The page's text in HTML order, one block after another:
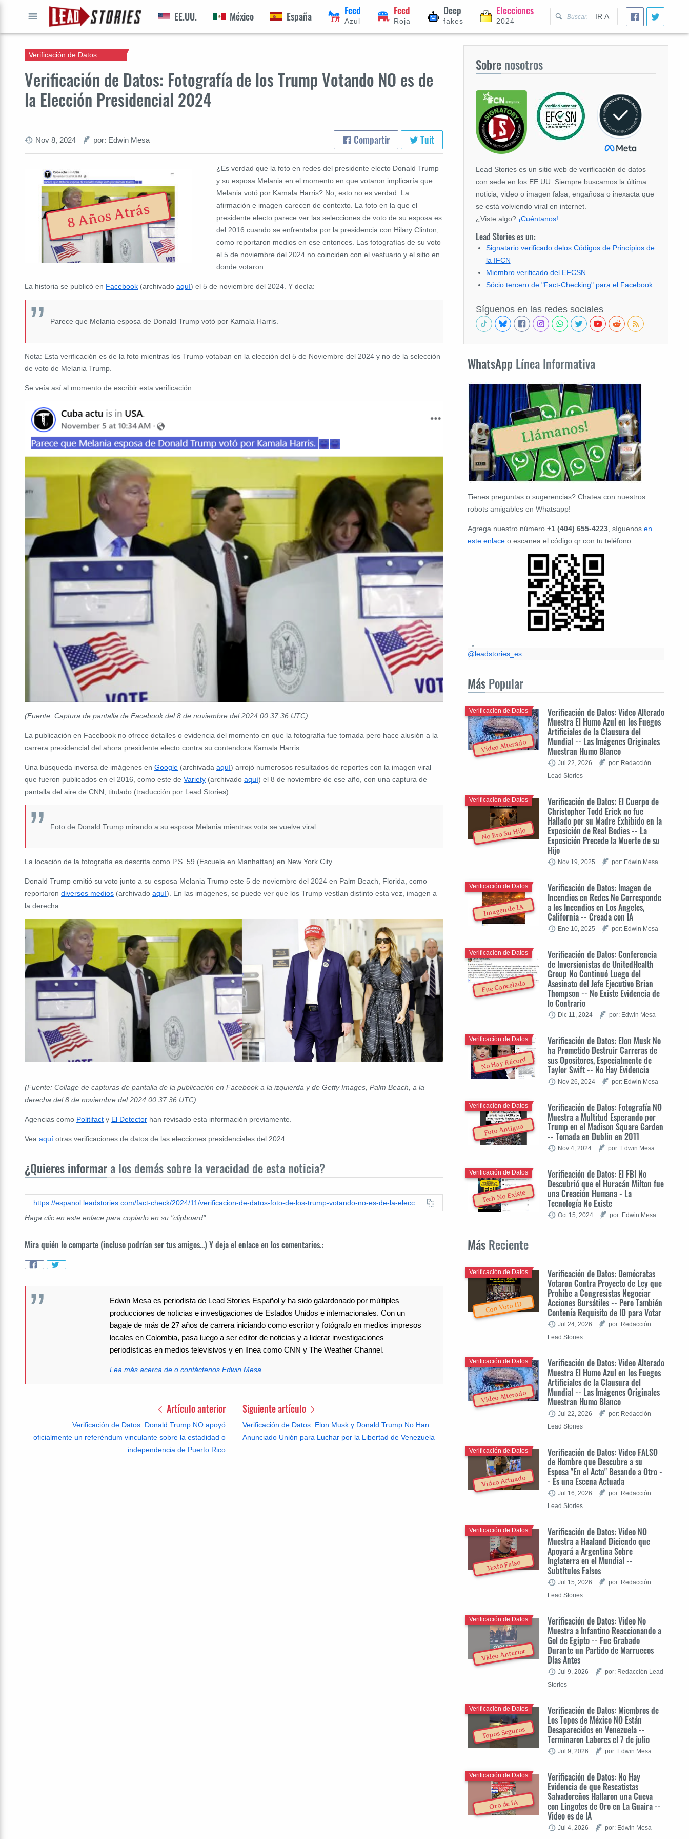
IR A
EE.UU. México España Feed
Azul
Feed
Roja
Deep
fakes
Elecciones
2024
Verificación de Datos: Fotografía de los Trump Votando NO es de
la Elección Presidencial 2024
Verificación de Datos
Nov 8, 2024 por: Edwin Mesa Compartir Tuit
8 Años Atrás
¿Es verdad que la foto en redes del presidente electo Donald Trump
y su esposa Melania en el momento en que votaron implicaría que
Melania votó por Kamala Harris? No, esto no es verdad. La
afirmación e imagen carecen de contexto. La foto en la que el
presidente electo parece ver las selecciones de voto de su esposa es
del 2016 cuando se enfrentaba por la presidencia con Hilary Clinton,
como reportaron medios en ese entonces. Las fotografías de su voto
el 5 de noviembre del 2024 no coinciden con el vestuario y el sitio en
donde votaron.
La historia se publicó en Facebook (archivado aquí) el 5 de noviembre del 2024. Y decía:
Parece que Melania esposa de Donald Trump votó por Kamala Harris.
Nota: Esta verificación es de la foto mientras los Trump votaban en la elección del 5 de Noviembre del 2024 y no de la selección
de voto de Melania Trump.
Se veía así al momento de escribir esta verificación:
(Fuente: Captura de pantalla de Facebook del 8 de noviembre del 2024 00:37:36 UTC)
La publicación en Facebook no ofrece detalles o evidencia del momento en que la fotografía fue tomada pero hace alusión a la
carrera presidencial del ahora presidente electo contra su contendora Kamala Harris.
Una búsqueda inversa de imágenes en Google (archivada aquí) arrojó numerosos resultados de reportes con la imagen viral
que fueron publicados en el 2016, como este de Variety (archivado aquí) el 8 de noviembre de ese año, con una captura de
pantalla del aire de CNN, titulado (traducción por Lead Stories):
Foto de Donald Trump mirando a su esposa Melania mientras vota se vuelve viral.
La locación de la fotografía es descrita como P.S. 59 (Escuela en Manhattan) en New York City.
Donald Trump emitió su voto junto a su esposa Melania Trump este 5 de noviembre del 2024 en Palm Beach, Florida, como
reportaron diversos medios (archivado aquí). En las imágenes, se puede ver que los Trump vestían distinto esta vez, imagen a
la derecha:
(Fuente: Collage de capturas de pantalla de la publicación en Facebook a la izquierda y de Getty Images, Palm Beach, a la
derecha del 8 de noviembre del 2024 00:37:36 UTC)
Agencias como Politifact y El Detector han revisado esta información previamente.
Vea aquí otras verificaciones de datos de las elecciones presidenciales del 2024.
¿Quieres informar a los demás sobre la veracidad de esta noticia?
Haga clic en este enlace para copiarlo en su "clipboard"
Mira quién lo comparte (incluso podrían ser tus amigos...) Y deja el enlace en los comentarios.:
Edwin Mesa es periodista de Lead Stories Español y ha sido galardonado por múltiples
producciones de noticias e investigaciones de Estados Unidos e internacionales. Con un
bagaje de más de 27 años de carrera iniciando como escritor y fotógrafo en medios impresos
locales en Colombia, pasa luego a ser editor de noticias y a liderar investigaciones
periodísticas en medios televisivos y en línea como CNN y The Weather Channel.
Lea más acerca de o contáctenos Edwin Mesa
Artículo anterior
Verificación de Datos: Donald Trump NO apoyó
oficialmente un referéndum vinculante sobre la estadidad o
independencia de Puerto Rico
Siguiente artículo
Verificación de Datos: Elon Musk y Donald Trump No Han
Anunciado Unión para Luchar por la Libertad de Venezuela
Sobre nosotros
Lead Stories es un sitio web de verificación de datos
con sede en los EE.UU. Siempre buscamos la última
noticia, video o imagen falsa, engañosa o inexacta que
se está volviendo viral en internet.
¿Viste algo? ¡Cuéntanos!
Lead Stories es un:
Signatario verificado delos Códigos de Princípios de
la IFCN
Miembro verificado del EFCSN
Sócio tercero de "Fact-Checking" para el Facebook
Síguenos en las redes sociales
WhatsApp Línea Informativa
Tienes preguntas o sugerencias? Chatea con nuestros
robots amigables en Whatsapp!
Agrega nuestro número +1 (404) 655-4223 , síguenos en
este enlace o escanea el código qr con tu teléfono:
@leadstories_es
Más Popular
Video Alterado
Verificación de Datos: Video Alterado
Muestra El Humo Azul en los Fuegos
Artificiales de la Clausura del
Mundial -- Las Imágenes Originales
Muestran Humo Blanco
Verificación de Datos
Jul 22, 2026
por: Redacción
Lead Stories
No Era Su Hijo
Verificación de Datos: El Cuerpo de
Christopher Todd Erick no fue
Hallado por su Madre Exhibido en la
Exposición de Real Bodies -- La
Exposición Precede la Muerte de su
Hijo
Verificación de Datos
Nov 19, 2025 por: Edwin Mesa
Imagen de IA
Verificación de Datos: Imagen de
Incendios en Redes No Corresponde
a los Incendios en Los Angeles,
California -- Creada con IA
Verificación de Datos
Ene 10, 2025 por: Edwin Mesa
Fue Cancelada
Verificación de Datos: Conferencia
de Inversionistas de UnitedHealth
Group No Continuó Luego del
Asesinato del Jefe Ejecutivo Brian
Thompson -- No Existe Evidencia de
lo Contrario
Verificación de Datos
Dic 11, 2024 por: Edwin Mesa
No Hay Récord
Verificación de Datos: Elon Musk No
ha Prometido Destruir Carreras de
sus Opositores, Especialmente de
Taylor Swift -- No Hay Evidencia
Verificación de Datos
Nov 26, 2024 por: Edwin Mesa
Foto Antigua
Verificación de Datos: Fotografía NO
Muestra a Multitud Esperando por
Trump en el Madison Square Garden
-- Tomada en Dublin en 2011
Verificación de Datos
Nov 4, 2024 por: Edwin Mesa
Tech No Existe
Verificación de Datos: El FBI No
Descubrió que el Huracán Milton fue
una Creación Humana - La
Tecnología No Existe
Verificación de Datos
Oct 15, 2024 por: Edwin Mesa
Más Reciente
Con Voto ID
Verificación de Datos: Demócratas
Votaron Contra Proyecto de Ley que
Prohíbe a Congresistas Negociar
Acciones Bursátiles -- Pero También
Contenía Requisito de ID para Votar
Verificación de Datos
Jul 24, 2026
por: Redacción
Lead Stories
Video Alterado
Verificación de Datos: Video Alterado
Muestra El Humo Azul en los Fuegos
Artificiales de la Clausura del
Mundial -- Las Imágenes Originales
Muestran Humo Blanco
Verificación de Datos
Jul 22, 2026
por: Redacción
Lead Stories
Video Actuado
Verificación de Datos: Video FALSO
de Hombre que Descubre a su
Esposa "En el Acto" Besando a Otro -
- Es una Escena Actuada
Verificación de Datos
Jul 16, 2026
por: Redacción
Lead Stories
Texto Falso
Verificación de Datos: Video NO
Muestra a Haaland Diciendo que
Apoyará a Argentina Sobre
Inglaterra en el Mundial --
Subtítulos Falsos
Verificación de Datos
Jul 15, 2026
por: Redacción
Lead Stories
Video Anterior
Verificación de Datos: Video No
Muestra a Infantino Reaccionando a
Gol de Egipto -- Fue Grabado
Durante un Partido de Marruecos
Días Antes
Verificación de Datos
Jul 9, 2026
por: Redacción Lead
Stories
Topos Seguros
Verificación de Datos: Miembros de
Los Topos de México NO Están
Desaparecidos en Venezuela --
Terminaron Labores el 7 de julio
Verificación de Datos
Jul 9, 2026 por: Edwin Mesa
Oro de IA
Verificación de Datos: No Hay
Evidencia de que Rescatistas
Salvadoreños Hallaron una Cueva
con Lingotes de Oro en La Guaira --
Video es de IA
Verificación de Datos
Jul 4, 2026 por: Edwin Mesa